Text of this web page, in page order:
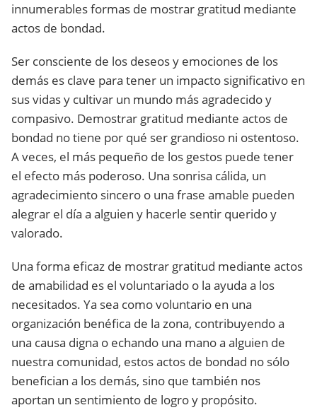
innumerables formas de mostrar gratitud mediante
actos de bondad.
Ser consciente de los deseos y emociones de los
demás es clave para tener un impacto significativo en
sus vidas y cultivar un mundo más agradecido y
compasivo. Demostrar gratitud mediante actos de
bondad no tiene por qué ser grandioso ni ostentoso.
A veces, el más pequeño de los gestos puede tener
el efecto más poderoso. Una sonrisa cálida, un
agradecimiento sincero o una frase amable pueden
alegrar el día a alguien y hacerle sentir querido y
valorado.
Una forma eficaz de mostrar gratitud mediante actos
de amabilidad es el voluntariado o la ayuda a los
necesitados. Ya sea como voluntario en una
organización benéfica de la zona, contribuyendo a
una causa digna o echando una mano a alguien de
nuestra comunidad, estos actos de bondad no sólo
benefician a los demás, sino que también nos
aportan un sentimiento de logro y propósito.